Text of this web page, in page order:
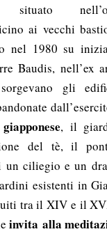
ai vecchi
nel 1980 su
Baudis, nell’ex
gli
, il
del tè, il
un ciliegio e un
esistenti in
tra il XIV e il
invitaalla